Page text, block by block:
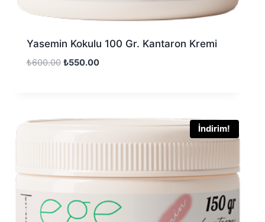
Yasemin Kokulu 100 Gr. Kantaron Kremi
₺600.00 ₺550.00
İndirim!